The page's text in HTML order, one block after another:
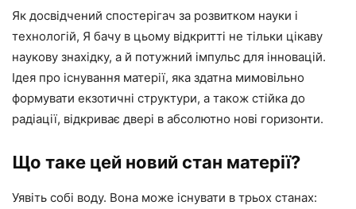
Як досвідчений спостерігач за розвитком науки і
технологій, Я бачу в цьому відкритті не тільки цікаву
наукову знахідку, а й потужний імпульс для інновацій.
Ідея про існування матерії, яка здатна мимовільно
формувати екзотичні структури, а також стійка до
радіації, відкриває двері в абсолютно нові горизонти.
Що таке цей новий стан матерії?
Уявіть собі воду. Вона може існувати в трьох станах: